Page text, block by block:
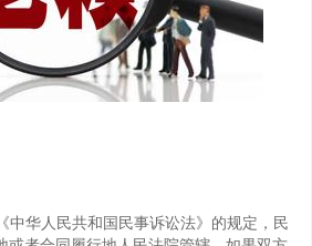
中华人民共和国民事诉讼法》的规定，民